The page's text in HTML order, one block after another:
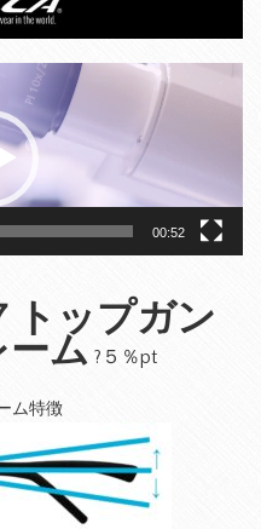
00:52
トップガン
ーム ?５％pt
ム特徴